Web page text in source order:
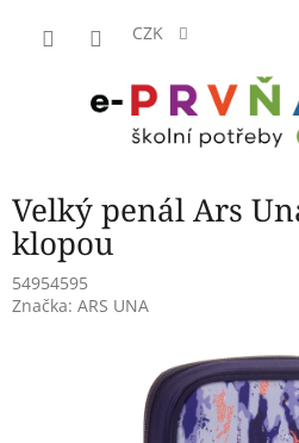
CZK
Velký penál Ars
klopou
54954595
Značka: ARS UNA